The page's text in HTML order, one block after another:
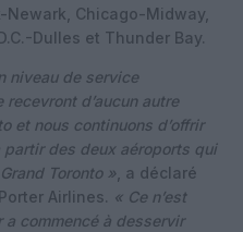
Newark, Chicago-Midway,
Dulles et Thunder Bay.
niveau de service
recevront d’aucun autre
et nous continuons d’offrir
des deux aéroports qui
Toronto » , a déclaré
Airlines. « Ce n’est
a commencé à desservir